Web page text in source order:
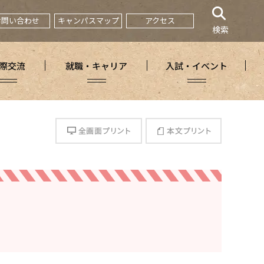
い合わせ キャンパスマップ アクセス
検索
交流 就職・キャリア 入試・イベント